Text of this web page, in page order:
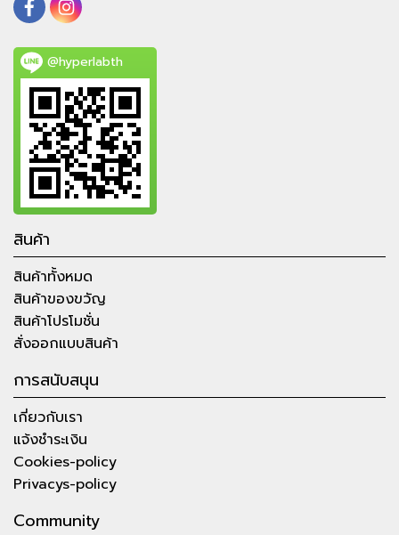
@hyperlabth
สินค้า
สินค้าทั้งหมด
สินค้าของขวัญ
สินค้าโปรโมชั่น
สั่งออกแบบสินค้า
การสนับสนุน
เกี่ยวกับเรา
แจ้งชำระเงิน
Cookies-policy
Privacys-policy
Community